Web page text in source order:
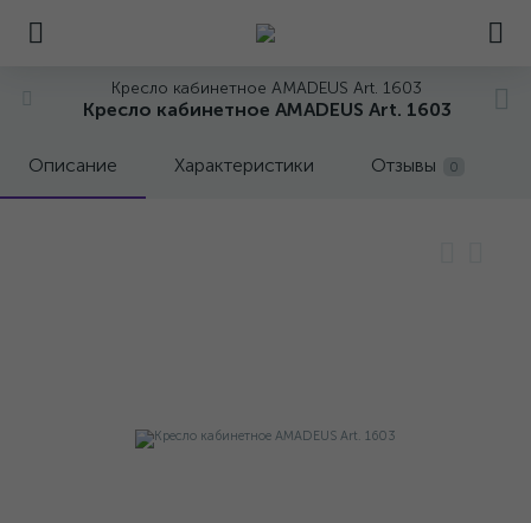
Кресло кабинетное AMADEUS Art. 1603
Кресло кабинетное AMADEUS Art. 1603
Описание Характеристики Отзывы 0